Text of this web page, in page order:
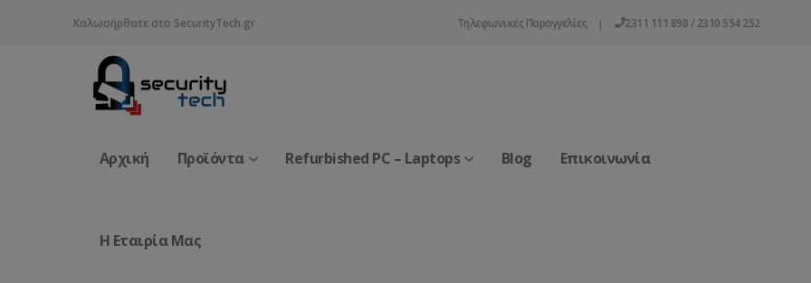
Καλωσήρθατε στο SecurityTech.gr Τηλεφωνικές Παραγγελίες | 2311 111 898 / 2310 554 252
Αρχική Προϊόντα Refurbished PC – Laptops Blog Επικοινωνία
Η Εταιρία Μας